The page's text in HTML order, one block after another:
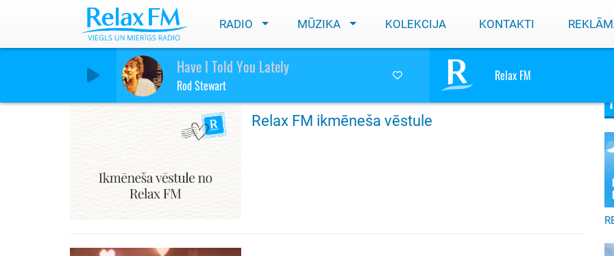
RADIO MŪZIKA KOLEKCIJA KONTAKTI
Have I Told You Lately
Rod Stewart
Relax FM
Ziņas
Relax FM ikmēneša vēstule